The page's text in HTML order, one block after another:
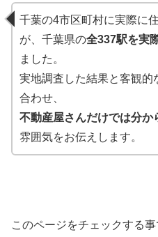
千葉の4市区町村に実際に
が、千葉県の全337駅を実
ました。
実地調査した結果と客観的
合わせ、
不動産屋さんだけでは分か
雰囲気をお伝えします。
このページをチェックする